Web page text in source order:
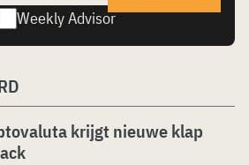
Weekly Advisor
krijgt nieuwe klap